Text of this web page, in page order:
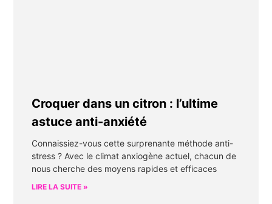
Croquer dans un citron : l’ultime
astuce anti-anxiété
Connaissiez-vous cette surprenante méthode anti-
stress ? Avec le climat anxiogène actuel, chacun de
nous cherche des moyens rapides et efficaces
LIRE LA SUITE »